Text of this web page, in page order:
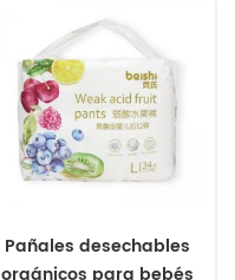
pantalones de
entrenamiento para
bebés
Pañales desechables